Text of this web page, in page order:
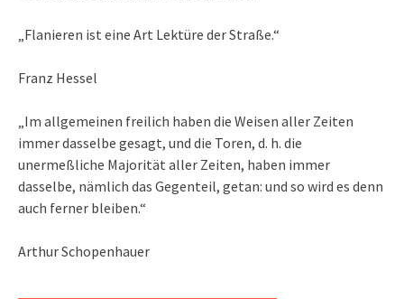
„Flanieren ist eine Art Lektüre der Straße.“
Franz Hessel
„Im allgemeinen freilich haben die Weisen aller Zeiten
immer dasselbe gesagt, und die Toren, d. h. die
unermeßliche Majorität aller Zeiten, haben immer
dasselbe, nämlich das Gegenteil, getan: und so wird es denn
auch ferner bleiben.“
Arthur Schopenhauer